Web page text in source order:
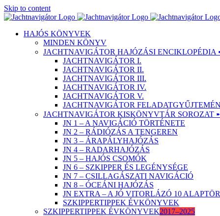
Skip to content
HAJÓS KÖNYVEK
MINDEN KÖNYV
JACHTNAVIGÁTOR HAJÓZÁSI ENCIKLOPÉDIA
JACHTNAVIGÁTOR I.
JACHTNAVIGÁTOR II.
JACHTNAVIGÁTOR III.
JACHTNAVIGÁTOR IV.
JACHTNAVIGÁTOR V.
JACHTNAVIGÁTOR
JACHTNAVIGÁTOR KISKÖNYVTÁR SOROZAT
JN 1 – A NAVIGÁCIÓ TÖRTÉNETE
JN 2 – RÁDIÓZÁS A TENGEREN
JN 3 – ÁRAPÁLYHAJÓZÁS
JN 4 – RADARHAJÓZÁS
JN 5 – HAJÓS CSOMÓK
JN 6 – SZKIPPER ÉS LEGÉNYSÉGE
JN 7 – CSILLAGÁSZATI NAVIGÁCIÓ
JN 8 – ÓCEÁNI HAJÓZÁS
JN EXTRA – A JÓ VITORLÁZÓ 10
SZKIPPERTIPPEK ÉVKÖNYVEK
SZKIPPERTIPPEK ÉVKÖNYVEK2017–2025